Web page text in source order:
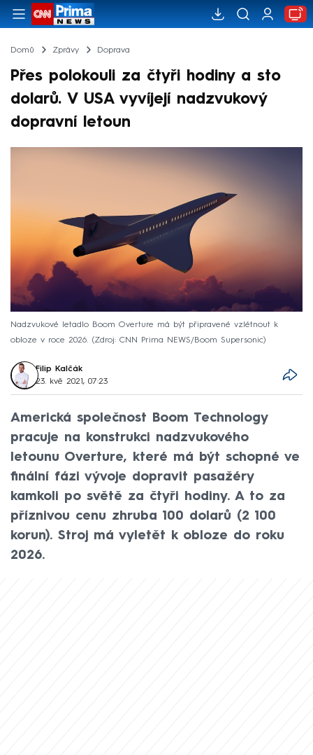
Domů Zprávy Doprava
Přes polokouli za čtyři hodiny a sto
dolarů. V USA vyvíjejí nadzvukový
dopravní letoun
Nadzvukové letadlo Boom Overture má být připravené vzlétnout k
obloze v roce 2026.
Zdroj: CNN Prima NEWS/Boom Supersonic
Filip Kalčák
23. kvě 2021, 07:23
Americká společnost Boom Technology
pracuje na konstrukci nadzvukového
letounu Overture, které má být schopné ve
finální fázi vývoje dopravit pasažéry
kamkoli po světě za čtyři hodiny. A to za
příznivou cenu zhruba 100 dolarů (2 100
korun). Stroj má vyletět k obloze do roku
2026.